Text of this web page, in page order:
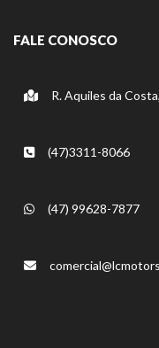
FALE CONOSCO
R. Aquiles da
(47)3311-8066
(47) 99628-7877